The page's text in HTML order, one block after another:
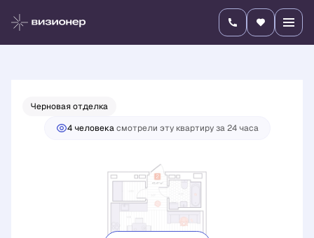
2-комнатная Цена по запросу
Черновая отделка
4 человекaсмотрели эту квартиру за 24 часа